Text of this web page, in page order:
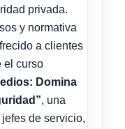
privada.
y normativa
a clientes
el curso
Domina
, una
de servicio,